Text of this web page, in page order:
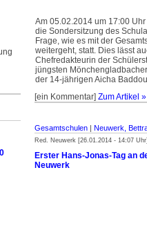
Am 05.02.2014 um 17:00
die Sondersitzung des
Frage, wie es mit der
weitergeht, statt. Dies lässt
Chefredakteurin der
jüngsten
der 14-jährigen Aicha
[ein Kommentar] Zum Artikel »
Gesamtschulen | Neuwerk,
Red. Neuwerk [26.01.2014 - 14:07
Erster Hans-Jonas-Tag an
Neuwerk